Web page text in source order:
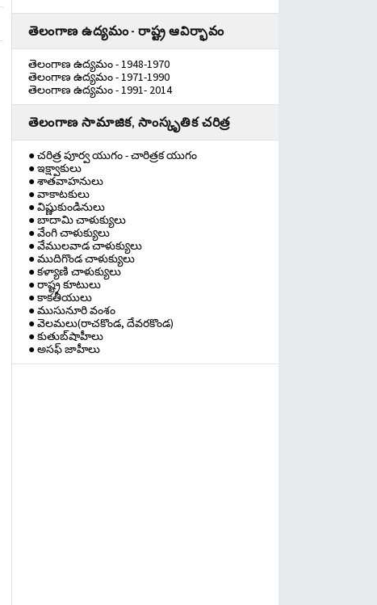
తెలంగాణ ఉద్యమం - రాష్ట్ర ఆవిర్భావం
తెలంగాణ ఉద్యమం - 1948-1970
తెలంగాణ ఉద్యమం - 1971-1990
తెలంగాణ ఉద్యమం - 1991- 2014
తెలంగాణ సామాజిక, సాంస్కృతిక చరిత్ర
● చరిత్ర పూర్వ యుగం - చారిత్రక యుగం
● ఇక్ష్వాకులు
● శాతవాహనులు
● వాకాటకులు
● విష్ణుకుండినులు
● బాదామి చాళుక్యులు
● వేంగి చాళుక్యులు
● వేములవాడ చాళుక్యులు
● ముదిగొండ చాళుక్యులు
● కళ్యాణి చాళుక్యులు
● రాష్ట్ర కూటులు
● కాకతీయులు
● ముసునూరి వంశం
● వెలమలు(రాచకొండ, దేవరకొండ)
● కుతుబ్‌షాహీలు
● అసఫ్ జాహీలు